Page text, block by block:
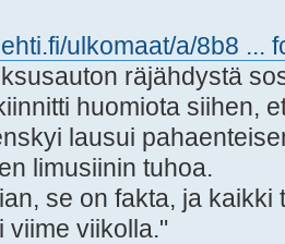
ulkomaat/a/8b8 ...
räjähdystä
huomiota siihen,
lausui
limusiinin tuhoa.
se on fakta, ja kaikki
viime viikolla."